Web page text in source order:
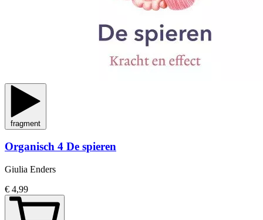
fragment
Organisch 4 De spieren
Giulia Enders
€ 4,99